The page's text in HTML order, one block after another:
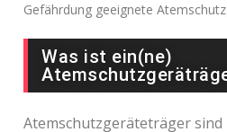
Gefährdung geeignete
Was ist ein(ne)
Atemschutzgeräteträger sind